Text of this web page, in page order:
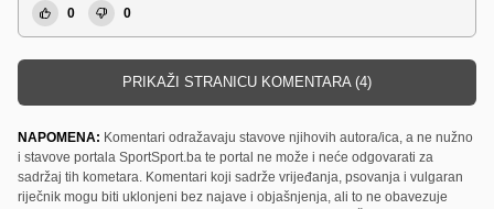
0 0
PRIKAŽI STRANICU KOMENTARA (4)
NAPOMENA: Komentari odražavaju stavove njihovih autora/ica, a ne nužno
i stavove portala SportSport.ba te portal ne može i neće odgovarati za
sadržaj tih kometara. Komentari koji sadrže vrijeđanja, psovanja i vulgaran
riječnik mogu biti uklonjeni bez najave i objašnjenja, ali to ne obavezuje